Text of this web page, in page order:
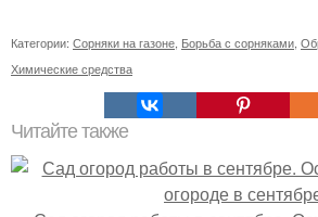
Категории: Сорняки на газоне Борьба с сорняками
Химические средства
Читайте также